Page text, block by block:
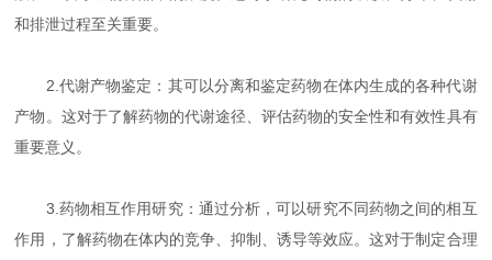
和排泄过程至关重要。
2.代谢产物鉴定：其可以分离和鉴定药物在体内生成的各种代谢
产物。这对于了解药物的代谢途径、评估药物的安全性和有效性具有
重要意义。
3.药物相互作用研究：通过分析，可以研究不同药物之间的相互
作用，了解药物在体内的竞争、抑制、诱导等效应。这对于制定合理